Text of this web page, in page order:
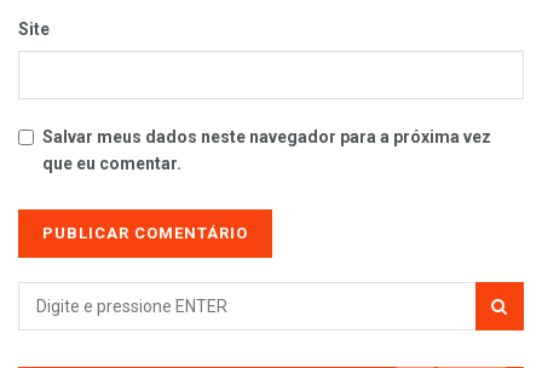
Site
Salvar meus dados neste navegador para a próxima vez
que eu comentar.